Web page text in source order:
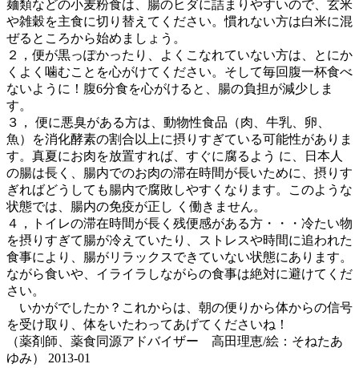
麺類などの小麦粉食は、腸のヒダに詰まりやすいので、玄米
や雑穀を主食に切り替えてください。慣れない方は白米に混
ぜるところから始めましょう。
２，便が黒っぽかったり、よくこなれていない方は、とにか
くよく噛むことを心がけてください。そして毎回腹一杯食べ
ないように！腹6分食を心がけると、腸の負担が減少しま
す。
３， 便に悪臭がある方は、動物性食品（肉、牛乳、卵、
魚）を消化酵素の割合以上に摂りすぎている可能性がありま
す。真夏にお肉を放置すれば、すぐに腐るよう に、日本人
の腸は長く、腸内でのお肉の滞在時間が長いために、摂りす
ぎればどうしても腸内で腐敗しやすくなります。このような
状態では、腸内の免疫が正し く働きません。
４，トイレの滞在時間が長く残便感がある方・・・冷たい物
を摂りすぎて腸が冷えていたり、ストレスや時間に追われた
食事により、腸がリラックスできていない状態にあります。
ながら食いや、イライラしながらの食事は絶対に避けてくだ
さい。
いかがでしたか？これからは、朝の便りから体からの信号
を受け取り、体をいたわってあげてくださいね！
（薬剤師、薬食同源アドバイザー 高田理恵/絵：そねたあ
ゆみ） 2013-01